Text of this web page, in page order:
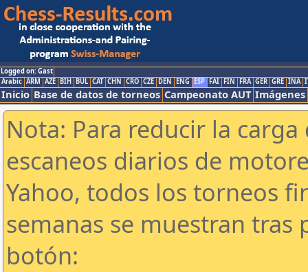
Logged on: Gast
Arabic ARM AZE BIH BUL CAT CHN CRO CZE DEN ENG ESP FAI FIN FRA GER GRE INA
Inicio Base de datos de torneos Campeonato AUT Imágenes
Nota: Para reducir la
escaneos diarios de
Yahoo, todos los torneos
semanas se muestran tras
botón: